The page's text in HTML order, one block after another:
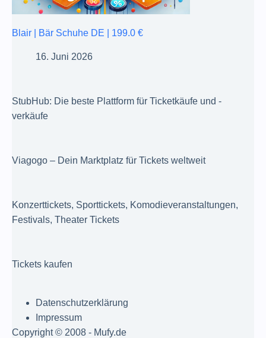
Blair | Bär Schuhe DE | 199.0 €
16. Juni 2026
StubHub: Die beste Plattform für Ticketkäufe und -
verkäufe
Viagogo – Dein Marktplatz für Tickets weltweit
Konzerttickets, Sporttickets, Komodieveranstaltungen,
Festivals, Theater Tickets
Tickets kaufen
Datenschutzerklärung
Impressum
Copyright © 2008 - Mufy.de